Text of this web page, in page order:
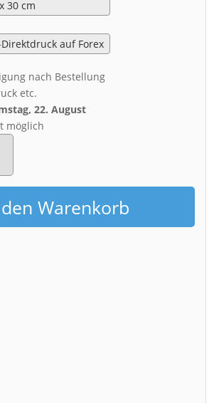
nach Bestellung
etc.
22. August
möglich
Warenkorb